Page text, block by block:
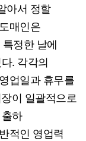
아서 정할
매인은
정한 날에
. 각각의
업일과 휴무를
이 일괄적으로
하
적인 영업력